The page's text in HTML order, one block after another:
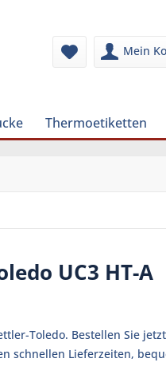
Mein
Thermoetiketten
UC3 HT-A
Toledo. Bestellen Sie
schnellen Lieferzeiten,